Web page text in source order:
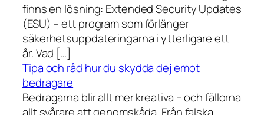
finns en lösning: Extended Security Updates
(ESU) – ett program som förlänger
säkerhetsuppdateringarna i ytterligare ett
år. Vad […]
Tipa och råd hur du skydda dej emot
bedragare
Bedragarna blir allt mer kreativa – och fällorna
allt svårare att genomskåda. Från falska